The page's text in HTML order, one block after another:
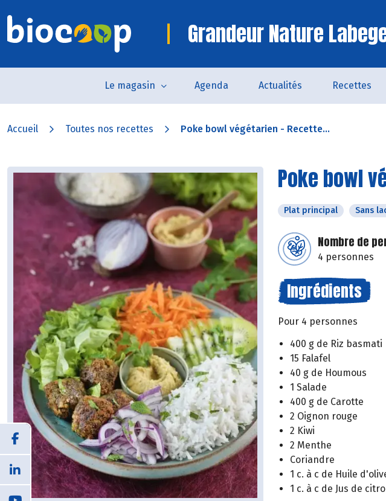
Grandeur Nature
Le magasin Agenda Actualités Recettes
Accueil Toutes nos recettes Poke bowl végétarien - Recette...
Poke bowl
Plat principal Sans
Nombre de
4 personnes
Ingrédients
Pour 4 personnes
400 g de Riz basmati
15 Falafel
40 g de Houmous
1 Salade
400 g de Carotte
2 Oignon rouge
2 Kiwi
2 Menthe
Coriandre
1 c. à c de Huile
1 c. à c de Jus de